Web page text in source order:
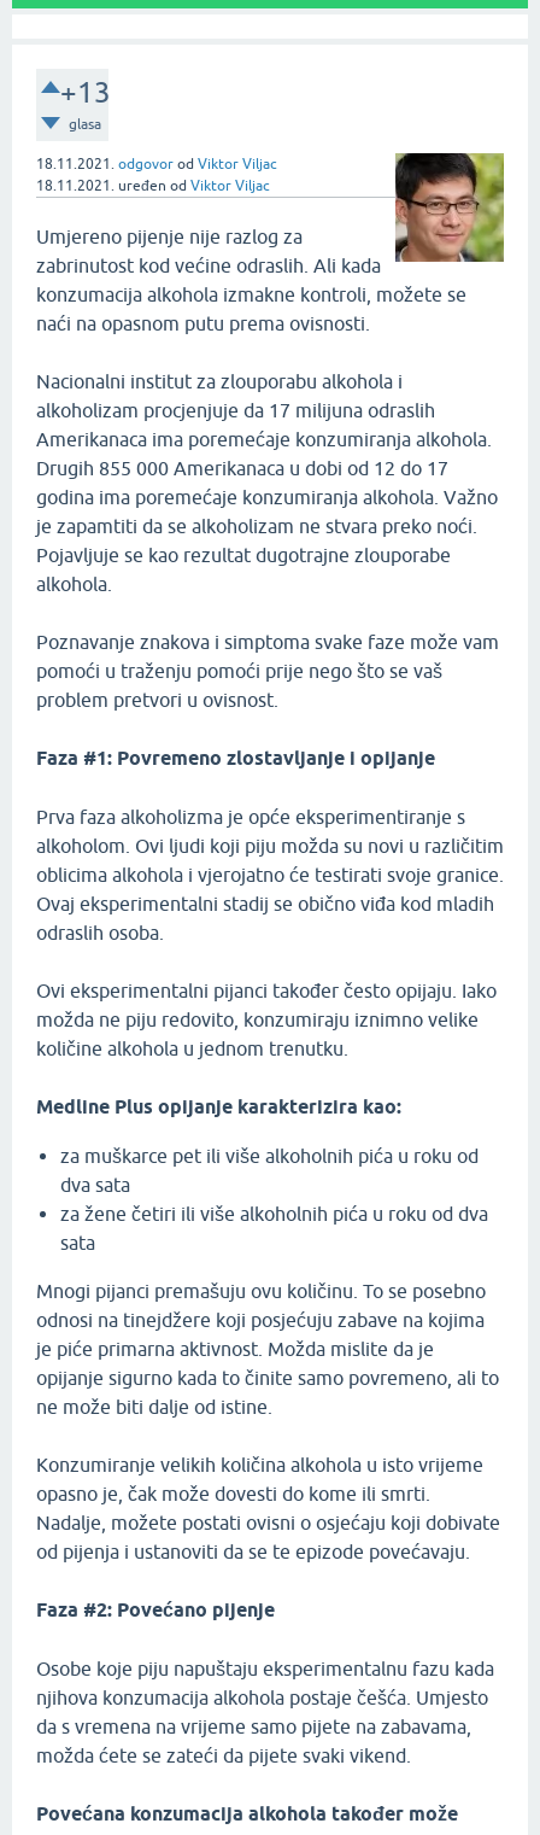
+13
glasa
18.11.2021. odgovor od Viktor Viljac
18.11.2021. uređen od Viktor Viljac
Umjereno pijenje nije razlog za
zabrinutost kod većine odraslih. Ali kada
konzumacija alkohola izmakne kontroli, možete se
naći na opasnom putu prema ovisnosti.
Nacionalni institut za zlouporabu alkohola i
alkoholizam procjenjuje da 17 milijuna odraslih
Amerikanaca ima poremećaje konzumiranja alkohola.
Drugih 855 000 Amerikanaca u dobi od 12 do 17
godina ima poremećaje konzumiranja alkohola. Važno
je zapamtiti da se alkoholizam ne stvara preko noći.
Pojavljuje se kao rezultat dugotrajne zlouporabe
alkohola.
Poznavanje znakova i simptoma svake faze može vam
pomoći u traženju pomoći prije nego što se vaš
problem pretvori u ovisnost.
Faza #1: Povremeno zlostavljanje i opijanje
Prva faza alkoholizma je opće eksperimentiranje s
alkoholom. Ovi ljudi koji piju možda su novi u različitim
oblicima alkohola i vjerojatno će testirati svoje granice.
Ovaj eksperimentalni stadij se obično viđa kod mladih
odraslih osoba.
Ovi eksperimentalni pijanci također često opijaju. Iako
možda ne piju redovito, konzumiraju iznimno velike
količine alkohola u jednom trenutku.
Medline Plus opijanje karakterizira kao:
za muškarce pet ili više alkoholnih pića u roku od
dva sata
za žene četiri ili više alkoholnih pića u roku od dva
sata
Mnogi pijanci premašuju ovu količinu. To se posebno
odnosi na tinejdžere koji posjećuju zabave na kojima
je piće primarna aktivnost. Možda mislite da je
opijanje sigurno kada to činite samo povremeno, ali to
ne može biti dalje od istine.
Konzumiranje velikih količina alkohola u isto vrijeme
opasno je, čak može dovesti do kome ili smrti.
Nadalje, možete postati ovisni o osjećaju koji dobivate
od pijenja i ustanoviti da se te epizode povećavaju.
Faza #2: Povećano pijenje
Osobe koje piju napuštaju eksperimentalnu fazu kada
njihova konzumacija alkohola postaje češća. Umjesto
da s vremena na vrijeme samo pijete na zabavama,
možda ćete se zateći da pijete svaki vikend.
Povećana konzumacija alkohola također može